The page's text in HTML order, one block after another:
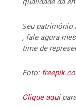
Seu patrimônio
, fale agora
time de
Foto:
Clique aqui